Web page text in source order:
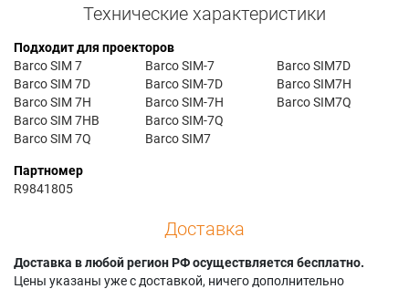
Технические характеристики
Подходит для проекторов
Barco SIM 7
Barco SIM 7D
Barco SIM 7H
Barco SIM 7HB
Barco SIM 7Q
Barco SIM-7
Barco SIM-7D
Barco SIM-7H
Barco SIM-7Q
Barco SIM7
Barco SIM7D
Barco SIM7H
Barco SIM7Q
Партномер
R9841805
Доставка
Доставка в любой регион РФ осуществляется бесплатно.
Цены указаны уже с доставкой, ничего дополнительно